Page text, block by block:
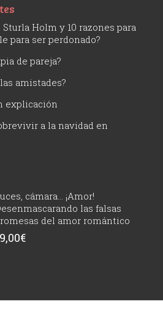
Holm y 10 razones para
para ser perdonado?
de pareja?
amistades?
explicación
a la navidad en
cámara... ¡Amor!
las falsas
del amor romántico
€